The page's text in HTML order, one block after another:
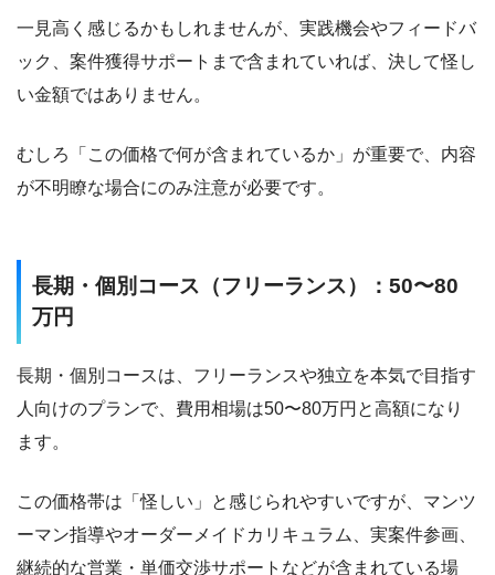
一見高く感じるかもしれませんが、実践機会やフィードバ
ック、案件獲得サポートまで含まれていれば、決して怪し
い金額ではありません。
むしろ「この価格で何が含まれているか」が重要で、内容
が不明瞭な場合にのみ注意が必要です。
長期・個別コース（フリーランス）：50〜80
万円
長期・個別コースは、フリーランスや独立を本気で目指す
人向けのプランで、費用相場は50〜80万円と高額になり
ます。
この価格帯は「怪しい」と感じられやすいですが、マンツ
ーマン指導やオーダーメイドカリキュラム、実案件参画、
継続的な営業・単価交渉サポートなどが含まれている場